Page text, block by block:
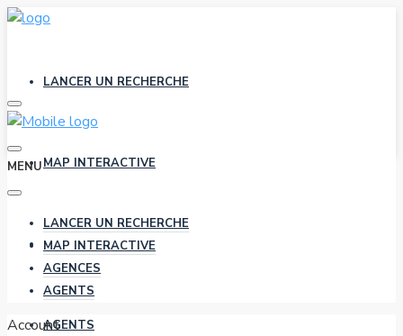
LANCER UN RECHERCHE
MAP INTERACTIVE
AGENCES
AGENTS
MENU
LANCER UN RECHERCHE
MAP INTERACTIVE
AGENCES
AGENTS
Account